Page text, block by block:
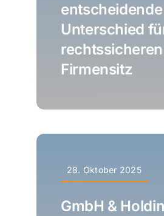
entscheidende
Unterschied
rechtssicheren
Firmensitz
28. Oktober 2025
GmbH &